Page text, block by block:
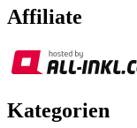
Affiliate
Kategorien